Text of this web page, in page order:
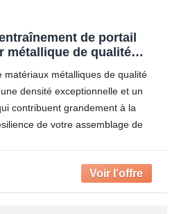
de portail
métallique de qualité
de la gravité, pièces de
d'amélioration de
matériaux métalliques de qualité
densité exceptionnelle et un
contribuent grandement à la
de votre assemblage de